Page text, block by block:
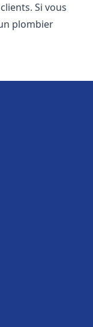
Si vous
plombier